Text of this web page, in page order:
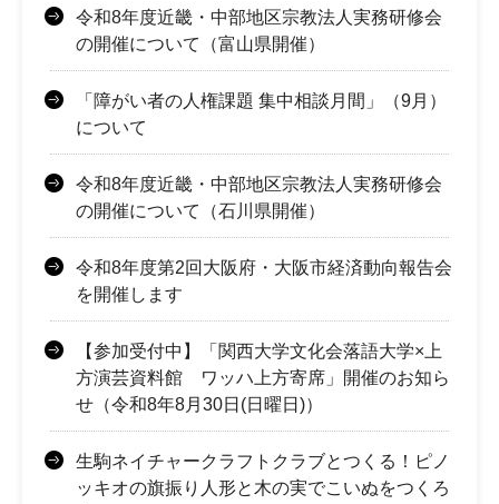
令和8年度近畿・中部地区宗教法人実務研修会
の開催について（富山県開催）
「障がい者の人権課題 集中相談月間」（9月）
について
令和8年度近畿・中部地区宗教法人実務研修会
の開催について（石川県開催）
令和8年度第2回大阪府・大阪市経済動向報告会
を開催します
【参加受付中】「関西大学文化会落語大学×上
方演芸資料館 ワッハ上方寄席」開催のお知ら
せ（令和8年8月30日(日曜日)）
生駒ネイチャークラフトクラブとつくる！ピノ
ッキオの旗振り人形と木の実でこいぬをつくろ